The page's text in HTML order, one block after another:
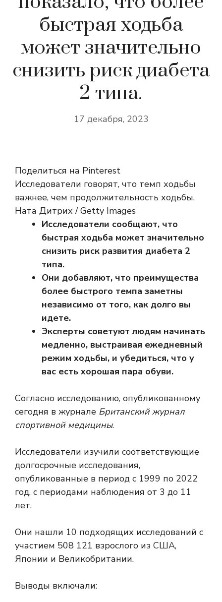
быстрая ходьба
может значительно
снизить риск диабета
2 типа.
17 декабря, 2023
Поделиться на Pinterest
Исследователи говорят, что темп ходьбы
важнее, чем продолжительность ходьбы.
Ната Дитрих / Getty Images
Исследователи сообщают, что
быстрая ходьба может значительно
снизить риск развития диабета 2
типа.
Они добавляют, что преимущества
более быстрого темпа заметны
независимо от того, как долго вы
идете.
Эксперты советуют людям начинать
медленно, выстраивая ежедневный
режим ходьбы, и убедиться, что у
вас есть хорошая пара обуви.
Согласно исследованию, опубликованному
сегодня в журнале Британский журнал
спортивной медицины.
Исследователи изучили соответствующие
долгосрочные исследования,
опубликованные в период с 1999 по 2022
год, с периодами наблюдения от 3 до 11
лет.
Они нашли 10 подходящих исследований с
участием 508 121 взрослого из США,
Японии и Великобритании.
Выводы включали: